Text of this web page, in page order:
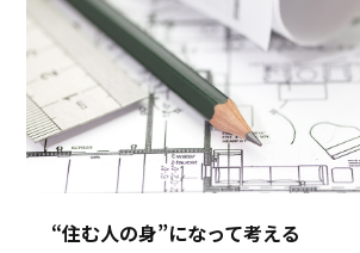
“住む人の身”になって考える